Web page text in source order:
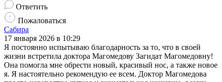
Ответить
Пожаловаться
Сабира
17 января 2026 в 10:29
Я постоянно испытываю благодарность за то, что в своей
жизни встретила доктора Магомедову Загидат Магомедовну!
Она помогла мне обрести новый, красивый нос, а также новое
я. Я настоятельно рекомендую ее всем. Доктор Магомедова